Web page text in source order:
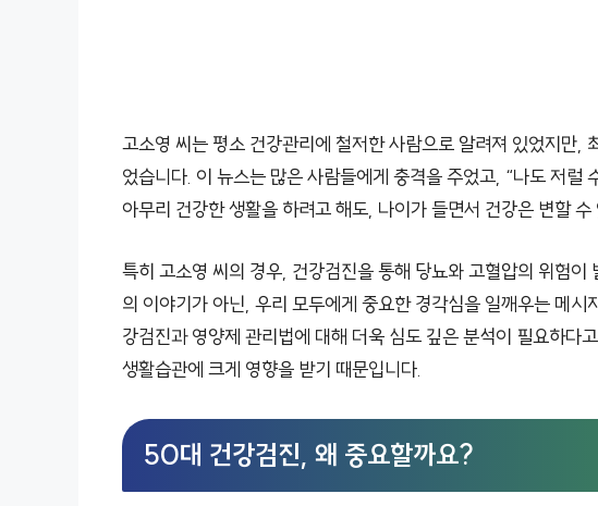
고소영 씨는 평소 건강관리에 철저한 사람으로 알려져 있었지만,
었습니다. 이 뉴스는 많은 사람들에게 충격을 주었고, “나도 저럴
아무리 건강한 생활을 하려고 해도, 나이가 들면서 건강은 변할
특히 고소영 씨의 경우, 건강검진을 통해 당뇨와 고혈압의 위험
의 이야기가 아닌, 우리 모두에게 중요한 경각심을 일깨우는 메
강검진과 영양제 관리법에 대해 더욱 심도 깊은 분석이 필요하다
생활습관에 크게 영향을 받기 때문입니다.
50대 건강검진, 왜 중요할까요?